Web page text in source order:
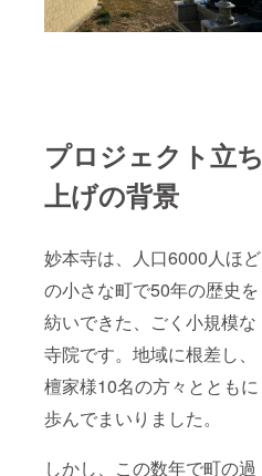
プロジェクト立ち
上げの背景
妙本寺は、人口6000人ほど
の小さな町で50年の歴史を
紡いできた、ごく小規模な
寺院です。地域に根差し、
檀家様10名の方々とともに
歩んでまいりました。
しかし、この数年で町の過